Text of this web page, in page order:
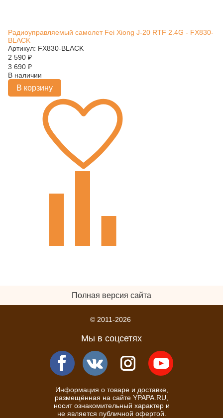
Радиоуправляемый самолет Fei Xiong J-20 RTF 2.4G - FX830-
BLACK
Артикул: FX830-BLACK
2 590 ₽
3 690 ₽
В наличии
В корзину
Полная версия сайта
© 2011-2026
Мы в соцсетях
Информация о товаре и доставке,
размещённая на сайте YPAPA.RU,
носит ознакомительный характер и
не является публичной офертой.